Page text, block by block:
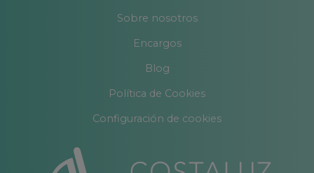
Sobre nosotros
Encargos
Blog
Política de Cookies
Configuración de cookies